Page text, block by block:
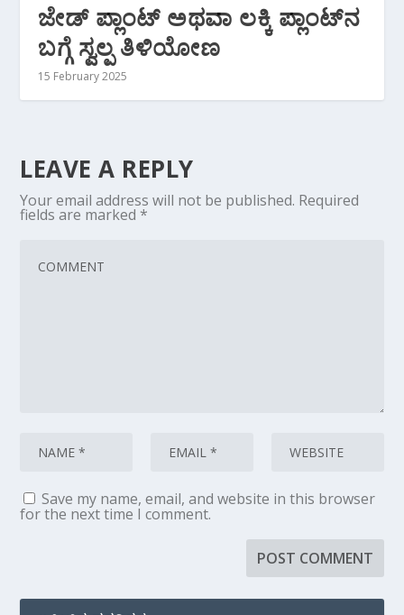
ಜೇಡ್ ಪ್ಲಾಂಟ್‌ ಅಥವಾ ಲಕ್ಕಿ ಪ್ಲಾಂಟ್‌ನ
ಬಗ್ಗೆ ಸ್ವಲ್ಪ ತಿಳಿಯೋಣ
15 February 2025
LEAVE A REPLY
Your email address will not be published. Required
fields are marked *
Save my name, email, and website in this browser
for the next time I comment.